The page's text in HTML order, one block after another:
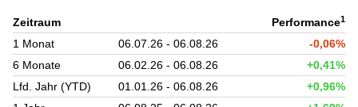
Zeitraum Performance1
1 Monat 06.07.26 - 06.08.26
-0,06%
6 Monate
06.02.26 - 06.08.26
+0,41%
Lfd. Jahr (YTD)
01.01.26 - 06.08.26
+0,96%